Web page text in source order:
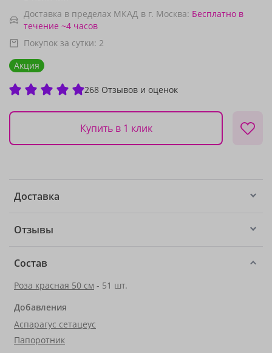
Доставка в пределах МКАД в г. Москва: Бесплатно в
течение ~4 часов
Покупок за сутки: 2
Акция
268 Отзывов и оценок
Купить в 1 клик
Доставка
Отзывы
Состав
Роза красная 50 см - 51 шт.
Добавления
Аспарагус сетацеус
Папоротник